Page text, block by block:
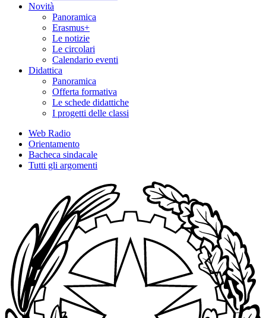
Novità
Panoramica
Erasmus+
Le notizie
Le circolari
Calendario eventi
Didattica
Panoramica
Offerta formativa
Le schede didattiche
I progetti delle classi
Web Radio
Orientamento
Bacheca sindacale
Tutti gli argomenti